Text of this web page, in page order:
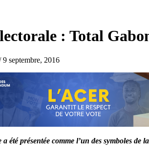
: Total
9 septembre, 2016
été présentée comme l’un des symboles